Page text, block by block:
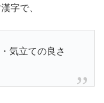
字で、
気立ての良さ